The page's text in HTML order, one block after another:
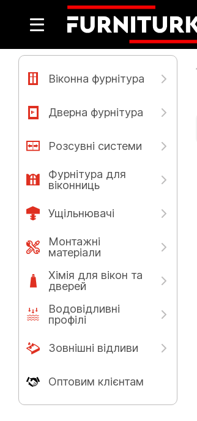
Віконна фурнітура
Дверна фурнітура
Розсувні системи
Фурнітура для
віконниць
Ущільнювачі
Монтажні
матеріали
Хімія для вікон та
дверей
Водовідливні
профілі
Зовнішні відливи
Оптовим клієнтам